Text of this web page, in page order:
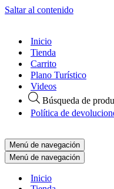
Saltar al contenido
Inicio
Tienda
Carrito
Plano Turístico
Videos
Búsqueda de
Política de
Menú de navegación
Menú de navegación
Inicio